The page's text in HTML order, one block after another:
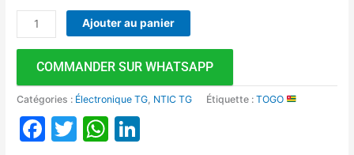
Ajouter au panier
COMMANDER SUR WHATSAPP
Catégories : Électronique TG NTIC TG Étiquette :TOGO
Facebook
TwitterWhatsApp